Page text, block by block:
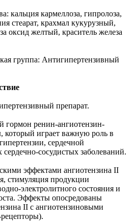
кальция кармеллоза, гипролоза,
стеарат, крахмал кукурузный,
оксид желтый, краситель железа
группа: Антигипертензивный
препарат.
гормон ренин-ангиотензин-
который играет важную роль в
сердечной
сердечно-сосудистых заболеваний.
эффектами ангиотензина II
стимуляция продукции
электролитного состояния и
Эффекты опосредованы
II с ангиотензиновыми